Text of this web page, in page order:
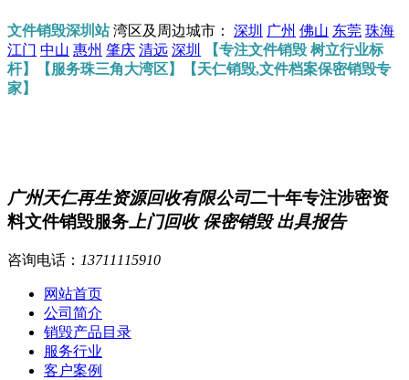
文件销毁深圳站湾区及周边城市： 深圳 广州 佛山 东莞 珠海
江门 中山 惠州 肇庆 清远 深圳
【专注文件销毁 树立行业标
杆】【服务珠三角大湾区】【天仁销毁,文件档案保密销毁专
家】
广州天仁再生资源回收有限公司二十年专注涉密资
料文件销毁服务 上门回收 保密销毁 出具报告
咨询电话： 13711115910
网站首页
公司简介
销毁产品目录
服务行业
客户案例